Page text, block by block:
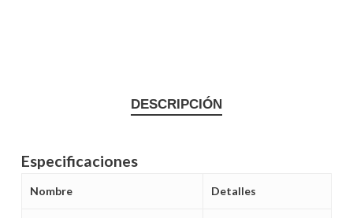
DESCRIPCIÓN
Especificaciones
Nombre Detalles